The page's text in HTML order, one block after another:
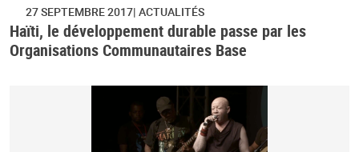
27 SEPTEMBRE 2017 ACTUALITÉS
Haïti, le développement durable passe par les
Organisations Communautaires Base